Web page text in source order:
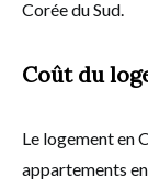
Corée du Sud.
Coût du
Le logement en
appartements